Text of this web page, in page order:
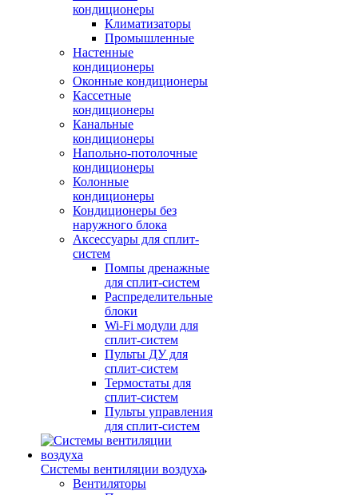
кондиционеры
Климатизаторы
Промышленные
Настенные
кондиционеры
Оконные кондиционеры
Кассетные
кондиционеры
Канальные
кондиционеры
Напольно-потолочные
кондиционеры
Колонные
кондиционеры
Кондиционеры без
наружного блока
Аксессуары для сплит-
систем
Помпы дренажные
для сплит-систем
Распределительные
блоки
Wi-Fi модули для
сплит-систем
Пульты ДУ для
сплит-систем
Термостаты для
сплит-систем
Пульты управления
для сплит-систем
Системы вентиляции воздуха
Вентиляторы